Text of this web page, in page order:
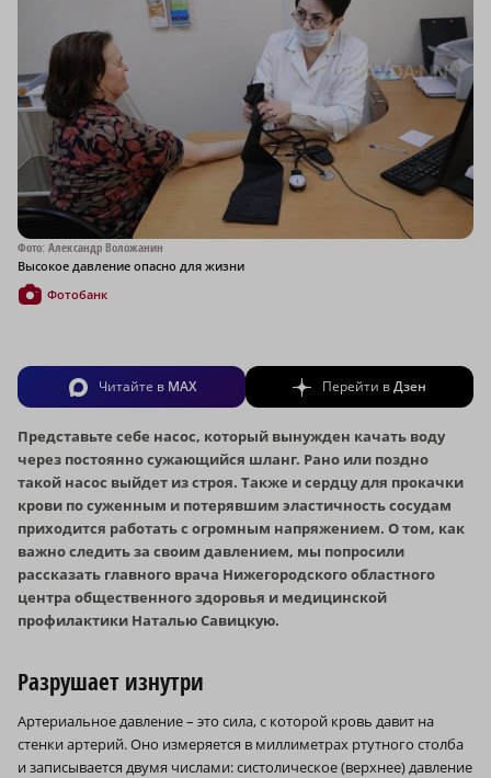
Фото: Александр Воложанин
Высокое давление опасно для жизни
Фотобанк
Читайте в MAX Перейти вДзен
Представьте себе насос, который вынужден качать воду
через постоянно сужающийся шланг. Рано или поздно
такой насос выйдет из строя. Также и сердцу для прокачки
крови по суженным и потерявшим эластичность сосудам
приходится работать с огромным напряжением. О том, как
важно следить за своим давлением, мы попросили
рассказать главного врача Нижегородского областного
центра общественного здоровья и медицинской
профилактики Наталью Савицкую.
Разрушает изнутри
Артериальное давление – это сила, с которой кровь давит на
стенки артерий. Оно измеряется в миллиметрах ртутного столба
и записывается двумя числами: систолическое (верхнее) давление